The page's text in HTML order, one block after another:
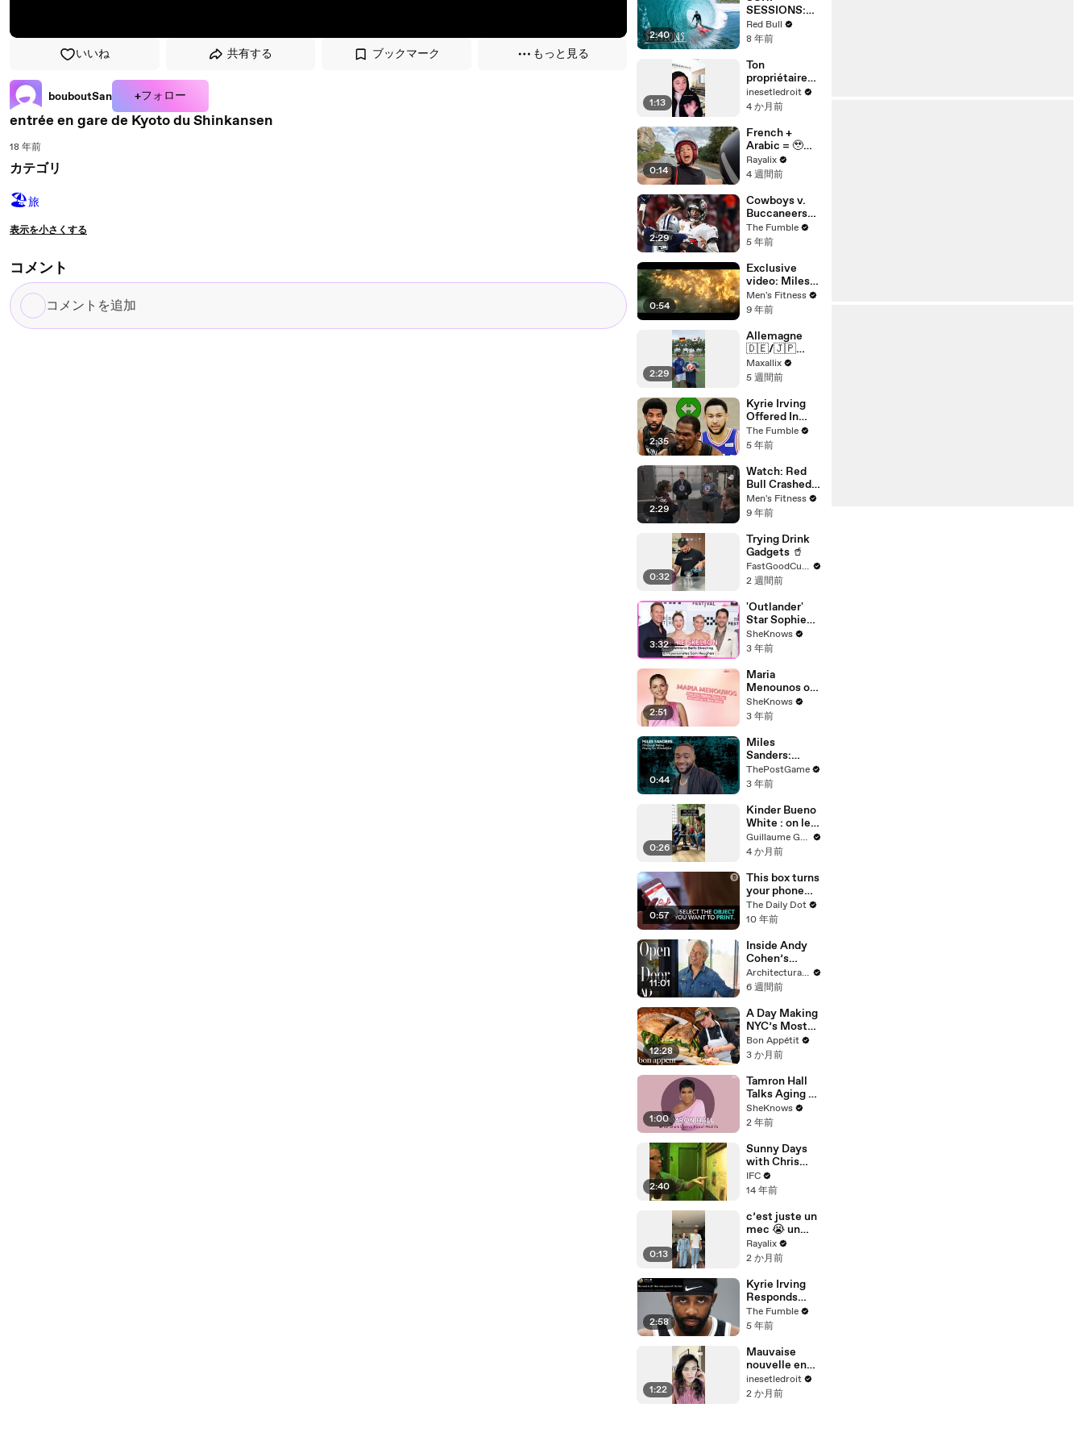
いいね 共有する ブックマーク もっと見る
bouboutSan +フォロー
entrée en gare de Kyoto du Shinkansen
18 年前
カテゴリ
🏖旅
表示を小さくする
コメント
コ
メ
2:40
SESSIONS:
Mikala Jones
surfs the
beaches in
Indonesia.
Red Bull
8 年前
1:13
Ton
propriétaire
peut-il entrer
chez toi avec
clés ?
inesetledroit
4 か月前
0:14
French +
Arabic = 🥹
❤️‍💃🏻🛵
Rayalix
4 週間前
2:29
Cowboys v.
Buccaneers
Game
BLASTED For
After Ref
CAUGHT On
Hot Mic
Making Up
Penalties
The Fumble
5 年前
0:54
Exclusive
video: Miles
Teller and
Josh Brolin
firefighter
bootcamp for
‘Only the
Brave’
Men's Fitness
9 年前
2:29
Allemagne
🇩🇪/🇯🇵
Japon qui va
gagner ??
Maxallix
5 週間前
2:35
Kyrie Irving
Offered In
Trade For Ben
Simmons But
Said HELL
NO, Shut
Down Trade
The Fumble
5 年前
2:29
Watch: Red
Bull Crashed
Ice athletes
train with
Camille
Leblanc-
Bazinet
Men's Fitness
9 年前
0:32
Trying Drink
Gadgets 🥤
FastGoodCuisine
2 週間前
3:32
'Outlander'
Star Sophie
Skelton
Teases Which
Scene
Caitríona
Balfe Directed
& Gives the
Ultimate Sam
Heughan
Impersonatio
n
SheKnows
3 年前
2:51
Maria
Menounos on
Motherhood &
Manifestation
SheKnows
3 年前
0:44
Miles
Sanders:
Philadelphia
Running Back
Pittsburgh
Fan
ThePostGame
3 年前
0:26
Kinder Bueno
White : on les
défonce tous
jusqu'au
Guillaume Genou
4 か月前
0:57
This box turns
your phone
into a 3D
printer
The Daily Dot
10 年前
11:01
Inside Andy
Cohen’s
Hamptons
Beach Home
Architectural Digest
6 週間前
12:28
A Day Making
NYC’s Most
Hyped
Sandwiches
Bon Appétit
3 か月前
1:00
Tamron Hall
Talks Aging &
What She's
Loving About
SheKnows
2 年前
2:40
Sunny Days
with Chris
Gethard
IFC
14 年前
0:13
c’est juste un
mec 😭 un
jean et un t-
shirt blanc
end et ahah
Rayalix
2 か月前
2:58
Kyrie Irving
Responds
After Social
Media Erupts
Seemingly
Coming Out
As An Anti-
Masker
The Fumble
5 年前
1:22
Mauvaise
nouvelle en
arrivant au
travail...
inesetledroit
2 か月前